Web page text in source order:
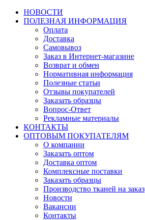
НОВОСТИ
ПОЛЕЗНАЯ ИНФОРМАЦИЯ
Оплата
Доставка
Самовывоз
Заказ в Интернет-магазине
Возврат и обмен
Нормативная информация
Полезные статьи
Отзывы покупателей
Заказать образцы
Вопрос-Ответ
Рекламные материалы
КОНТАКТЫ
ОПТОВЫМ ПОКУПАТЕЛЯМ
О компании
Заказать оптом
Доставка оптом
Комплексные поставки
Заказать образцы
Производство тканей на заказ
Новости
Вакансии
Контакты